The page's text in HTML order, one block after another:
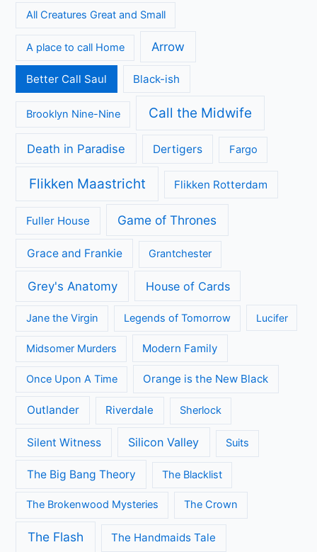
All Creatures Great and Small
A place to call Home Arrow
Better Call Saul Black-ish
Brooklyn Nine-Nine Call the Midwife
Death in Paradise Dertigers Fargo
Flikken Maastricht Flikken Rotterdam
Fuller House Game of Thrones
Grace and Frankie Grantchester
Grey's Anatomy House of Cards
Jane the Virgin Legends of Tomorrow Lucifer
Midsomer Murders Modern Family
Once Upon A Time Orange is the New Black
Outlander Riverdale Sherlock
Silent Witness Silicon Valley Suits
The Big Bang Theory The Blacklist
The Brokenwood Mysteries The Crown
The Flash The Handmaids Tale